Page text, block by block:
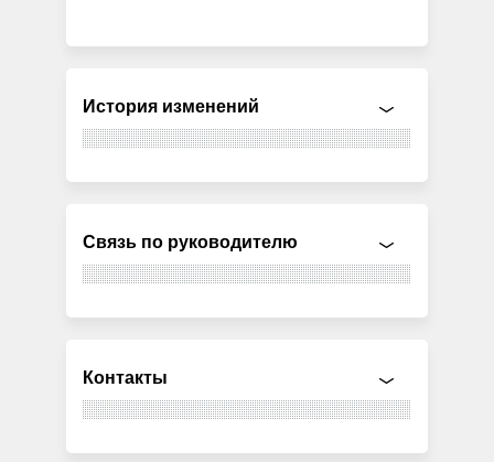
История изменений
Связь по руководителю
Контакты